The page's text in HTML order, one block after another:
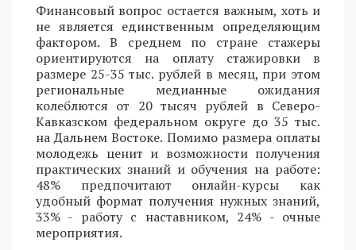
Финансовый вопрос остается важным, хоть и
не является единственным определяющим
фактором. В среднем по стране стажеры
ориентируются на оплату стажировки в
размере 25-35 тыс. рублей в месяц, при этом
региональные медианные ожидания
колеблются от 20 тысяч рублей в Северо-
Кавказском федеральном округе до 35 тыс.
на Дальнем Востоке. Помимо размера оплаты
молодежь ценит и возможности получения
практических знаний и обучения на работе:
48% предпочитают онлайн-курсы как
удобный формат получения нужных знаний,
33% - работу с наставником, 24% - очные
мероприятия.